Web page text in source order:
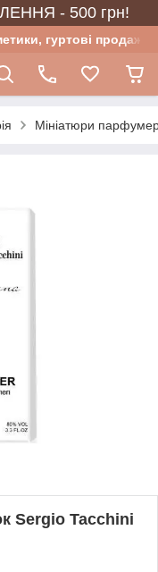
- 500 грн!
гуртові продажі
Мініатюри
Sergio Tacchini